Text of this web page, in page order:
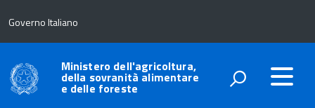
Governo Italiano
Ministero dell'agricoltura,
della sovranità alimentare
e delle foreste